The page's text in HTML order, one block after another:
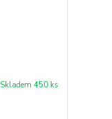
Skladem 450 ks